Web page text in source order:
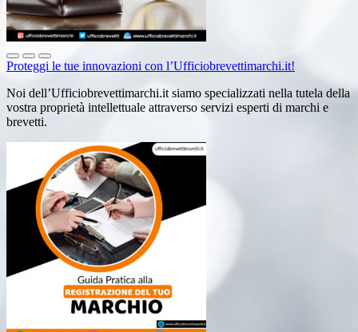
Proteggi le tue innovazioni con l’Ufficiobrevettimarchi.it!
Noi dell’Ufficiobrevettimarchi.it siamo specializzati nella tutela della
vostra proprietà intellettuale attraverso servizi esperti di marchi e
brevetti.